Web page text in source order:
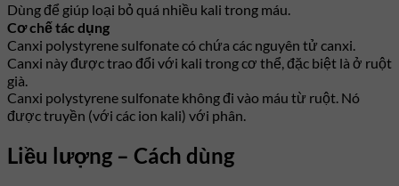
Dùng để giúp loại bỏ quá nhiều kali trong máu.
Cơ chế tác dụng
Canxi polystyrene sulfonate có chứa các nguyên tử canxi.
Canxi này được trao đổi với kali trong cơ thể, đặc biệt là ở ruột
già.
Canxi polystyrene sulfonate không đi vào máu từ ruột. Nó
được truyền (với các ion kali) với phân.
Liều lượng – Cách dùng